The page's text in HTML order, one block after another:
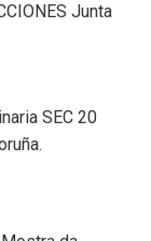
Junta
SEC 20